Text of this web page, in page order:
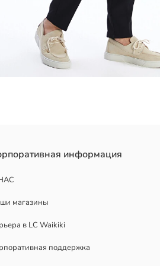
информация
магазины
в LC Waikiki
поддержка